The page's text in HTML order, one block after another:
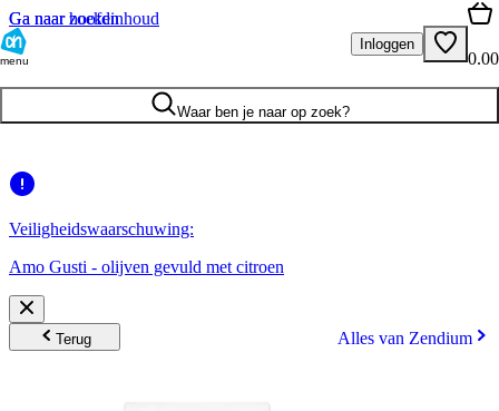
Ga naar hoofdinhoud
Ga naar zoeken
menu
Inloggen
0.00
Waar ben je naar op zoek?
Veiligheidswaarschuwing:
Amo Gusti - olijven gevuld met citroen
Terug Alles van Zendium